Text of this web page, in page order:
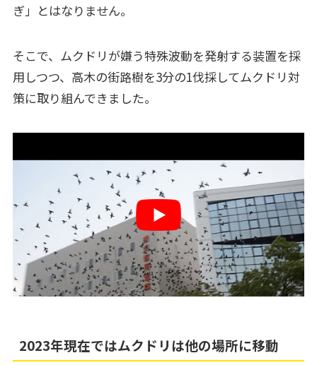
ぎ」とはなりません。
そこで、ムクドリが嫌う特殊波動を発射する装置を採
用しつつ、高木の街路樹を3分の1伐採してムクドリ対
策に取り組んできました。
2023年現在ではムクドリは他の場所に移動